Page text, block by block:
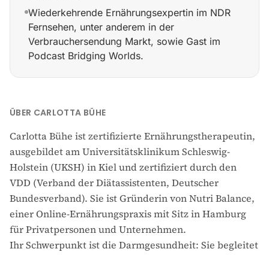
Wiederkehrende Ernährungsexpertin im NDR
Fernsehen, unter anderem in der
Verbrauchersendung Markt, sowie Gast im
Podcast Bridging Worlds.
Gründete Nutri Balance, eine Online-Praxis für
ÜBER CARLOTTA BÜHE
Carlotta Bühe ist zertifizierte Ernährungstherapeutin,
ausgebildet am Universitätsklinikum Schleswig-
Holstein (UKSH) in Kiel und zertifiziert durch den
VDD (Verband der Diätassistenten, Deutscher
Bundesverband). Sie ist Gründerin von Nutri Balance,
einer Online-Ernährungspraxis mit Sitz in Hamburg
für Privatpersonen und Unternehmen.
Ihr Schwerpunkt ist die Darmgesundheit: Sie begleitet